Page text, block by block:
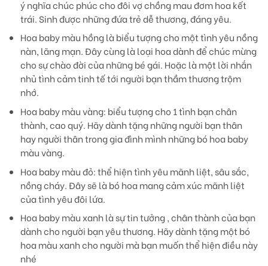
ý nghĩa chúc phúc cho đôi vợ chồng mau đơm hoa kết
trái. Sinh được những đứa trẻ dễ thương, đáng yêu.
Hoa baby màu hồnglà biểu tượng cho một tình yêu nồng
nàn, lãng mạn. Đây cùng là loại hoa dành để chúc mừng
cho sự chào đời của những bé gái. Hoặc là một lời nhắn
nhủ tình cảm tinh tế tới người bạn thầm thương trộm
nhớ.
Hoa baby màu vàng: biểu tượng cho 1 tình bạn chân
thành, cao quý. Hãy dành tặng những người bạn thân
hay người thân trong gia đình mình những bó hoa baby
màu vàng.
Hoa baby màu đỏ:thể hiện tình yêu mãnh liệt, sâu sắc,
nồng cháy. Đây sẽ là bó hoa mang cảm xúc mãnh liệt
của tình yêu đôi lứa.
Hoa baby màu xanhlà sự tin tưởng , chân thành của bạn
dành cho người bạn yêu thương. Hãy dành tặng một bó
hoa màu xanh cho người mà bạn muốn thể hiện điều này
nhé